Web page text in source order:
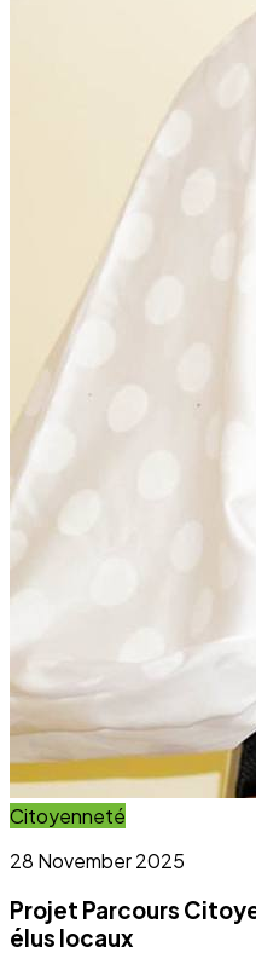
Citoyenneté
28 November 2025
Projet Parcours
élus locaux